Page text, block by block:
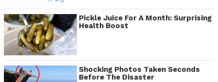
Pickle Juice For A Month: Surprising
Health Boost
Shocking Photos Taken Seconds
Before The Disaster